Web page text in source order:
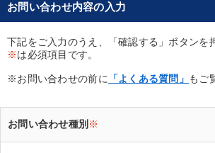
お問い合わせ内容の入力
下記をご入力のうえ、「確認する」ボタンを
※は必須項目です。
※お問い合わせの前に 「よくある質問」 もご
お問い合わせ種別 ※